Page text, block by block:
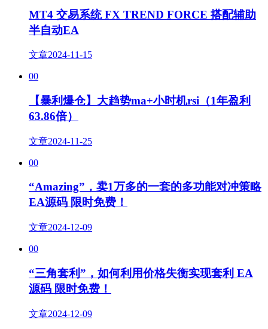
MT4 交易系统 FX TREND FORCE 搭配辅助
半自动EA
文章2024-11-15
00
【暴利爆仓】大趋势ma+小时机rsi（1年盈利
63.86倍）
文章2024-11-25
00
“Amazing”，卖1万多的一套的多功能对冲策略
EA源码 限时免费！
文章2024-12-09
00
“三角套利”，如何利用价格失衡实现套利 EA
源码 限时免费！
文章2024-12-09